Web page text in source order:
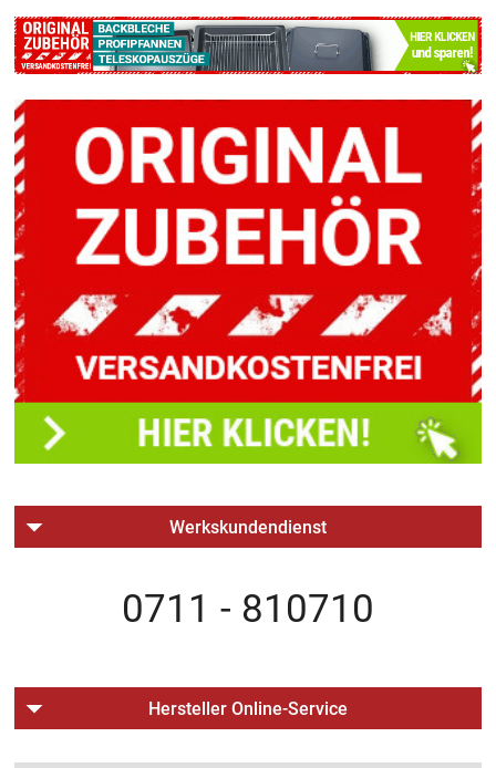
Werkskundendienst
0711 - 810710
Hersteller Online-Service